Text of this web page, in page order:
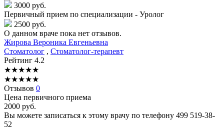
3000 руб.
Первичный прием по специализации - Уролог
2500 руб.
О данном враче пока нет отзывов.
Жирова Вероника Евгеньевна
Стоматолог , Стоматолог-терапевт
Рейтинг 4.2
★★★★★
★★★★★
Отзывов 0
Цена первичного приема
2000 руб.
Вы можете записаться к этому врачу по телефону 499 519-38-
52